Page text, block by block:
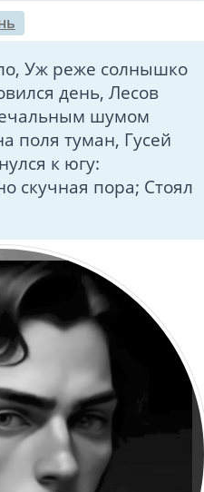
Уж реже солнышко
день, Лесов
шумом
поля туман, Гусей
к югу:
скучная пора; Стоял